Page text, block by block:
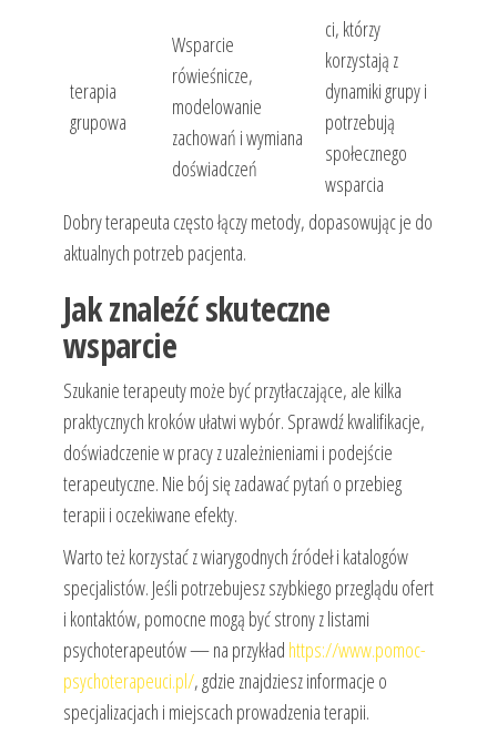
terapia
grupowa
Wsparcie
rówieśnicze,
modelowanie
zachowań i wymiana
doświadczeń
ci, którzy
korzystają z
dynamiki grupy i
potrzebują
społecznego
wsparcia
Dobry terapeuta często łączy metody, dopasowując je do
aktualnych potrzeb pacjenta.
Jak znaleźć skuteczne
wsparcie
Szukanie terapeuty może być przytłaczające, ale kilka
praktycznych kroków ułatwi wybór. Sprawdź kwalifikacje,
doświadczenie w pracy z uzależnieniami i podejście
terapeutyczne. Nie bój się zadawać pytań o przebieg
terapii i oczekiwane efekty.
Warto też korzystać z wiarygodnych źródeł i katalogów
specjalistów. Jeśli potrzebujesz szybkiego przeglądu ofert
i kontaktów, pomocne mogą być strony z listami
psychoterapeutów — na przykład https://www.pomoc-
psychoterapeuci.pl/, gdzie znajdziesz informacje o
specjalizacjach i miejscach prowadzenia terapii.